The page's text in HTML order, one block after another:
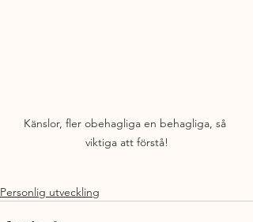
Känslor, fler obehagliga en behagliga, så
viktiga att förstå!
Personlig utveckling